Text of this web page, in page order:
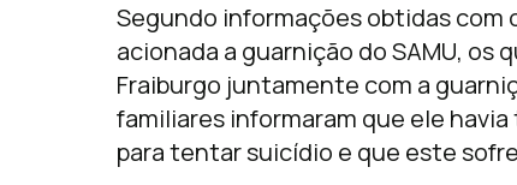
Segundo informações obtidas com
acionada a guarnição do SAMU, os
Fraiburgo juntamente com a
familiares informaram que ele
para tentar suicídio e que este